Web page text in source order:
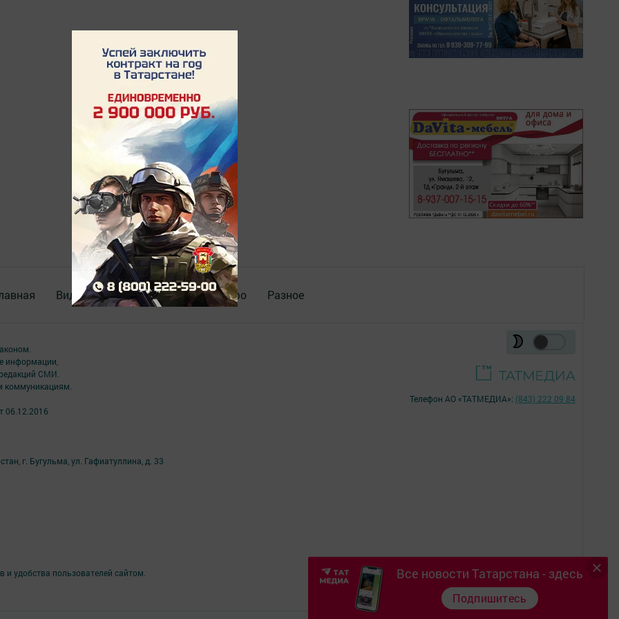
Видео Документы Крим-инфо Разное
Все новости Татарстана - здесь
Подпишитесь
информации,
СМИ.
коммуникациям.
06.12.2016
г. Бугульма, ул. Гафиатуллина, д. 33
удобства пользователей сайтом.
Телефон АО «ТАТМЕДИА»: (843) 222 09 84
16+